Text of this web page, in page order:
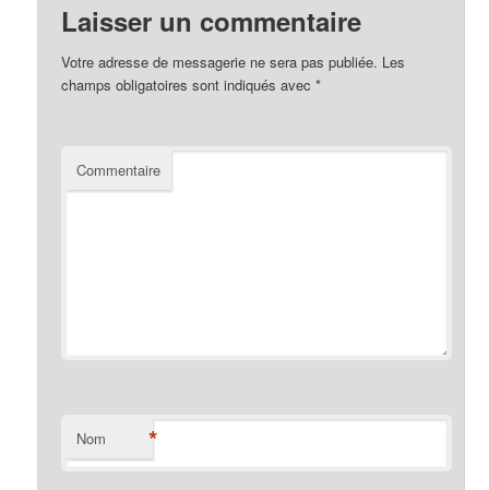
Laisser un commentaire
Votre adresse de messagerie ne sera pas publiée. Les
champs obligatoires sont indiqués avec*
Commentaire
Nom *